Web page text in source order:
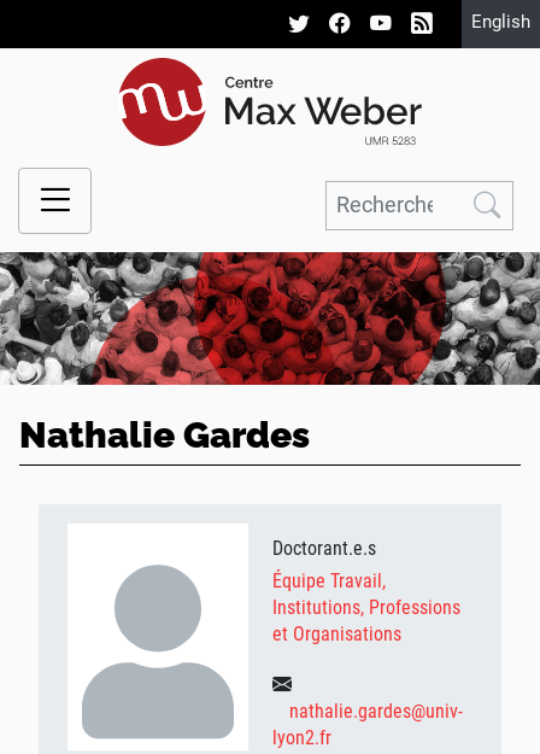
English
Nathalie Gardes
Doctorant.e.s
Équipe Travail,
Institutions, Professions
et Organisations
nathalie.gardes@univ-
lyon2.fr